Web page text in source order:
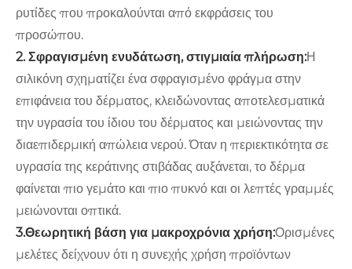
ρυτίδες που προκαλούνται από εκφράσεις του
προσώπου.
2. Σφραγισμένη ενυδάτωση, στιγμιαία πλήρωση:Η
σιλικόνη σχηματίζει ένα σφραγισμένο φράγμα στην
επιφάνεια του δέρματος, κλειδώνοντας αποτελεσματικά
την υγρασία του ίδιου του δέρματος και μειώνοντας την
διαεπιδερμική απώλεια νερού. Όταν η περιεκτικότητα σε
υγρασία της κεράτινης στιβάδας αυξάνεται, το δέρμα
φαίνεται πιο γεμάτο και πιο πυκνό και οι λεπτές γραμμές
μειώνονται οπτικά.
3.Θεωρητική βάση για μακροχρόνια χρήση:Ορισμένες
μελέτες δείχνουν ότι η συνεχής χρήση προϊόντων